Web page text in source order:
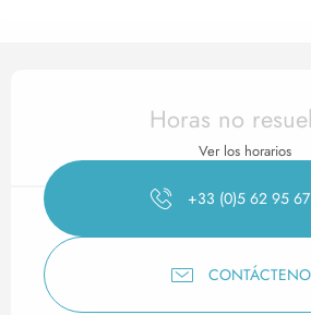
Horarios y
Horas no
Ver los horarios
+33 (0)5 62 95 67